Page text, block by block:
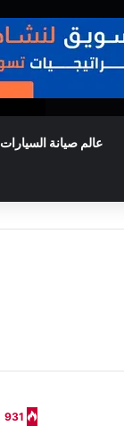
عالم صيانة السيارات
931